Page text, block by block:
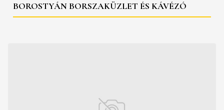
BOROSTYÁN BORSZAKÜZLET ÉS KÁVÉZÓ